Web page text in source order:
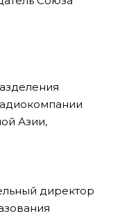
Азии,
директор